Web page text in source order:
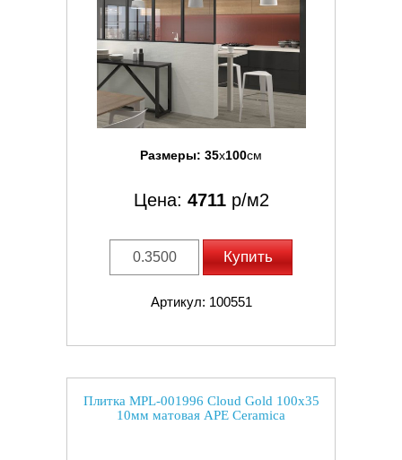
Размеры: 35x100см
Цена: 4711р/м2
Купить
Артикул: 100551
Плитка MPL-001996 Cloud Gold 100x35
10мм матовая APE Ceramica